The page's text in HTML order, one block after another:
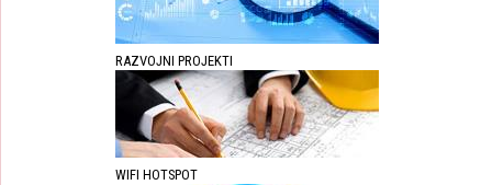
RAZVOJNI PROJEKTI
WIFI HOTSPOT